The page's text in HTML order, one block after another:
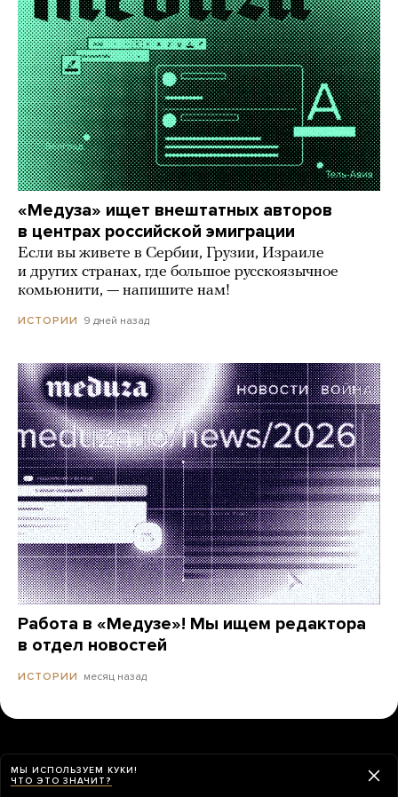
«Медуза» ищет внештатных авторов
в центрах российской эмиграции
Если вы живете в Сербии, Грузии, Израиле
и других странах, где большое русскоязычное
комьюнити, — напишите нам!
ИСТОРИИ 9 дней назад
Работа в «Медузе»! Мы ищем редактора
в отдел новостей
ИСТОРИИ месяц назад
МЫ ИСПОЛЬЗУЕМ КУКИ!
ЧТО ЭТО ЗНАЧИТ?